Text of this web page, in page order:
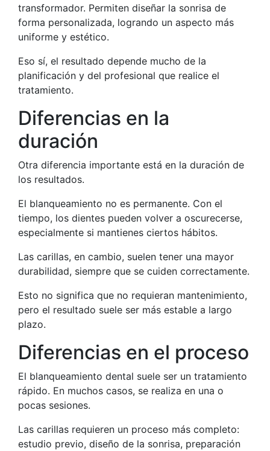
transformador. Permiten diseñar la sonrisa de
forma personalizada, logrando un aspecto más
uniforme y estético.
Eso sí, el resultado depende mucho de la
planificación y del profesional que realice el
tratamiento.
Diferencias en la
duración
Otra diferencia importante está en la duración de
los resultados.
El blanqueamiento no es permanente. Con el
tiempo, los dientes pueden volver a oscurecerse,
especialmente si mantienes ciertos hábitos.
Las carillas, en cambio, suelen tener una mayor
durabilidad, siempre que se cuiden correctamente.
Esto no significa que no requieran mantenimiento,
pero el resultado suele ser más estable a largo
plazo.
Diferencias en el proceso
El blanqueamiento dental suele ser un tratamiento
rápido. En muchos casos, se realiza en una o
pocas sesiones.
Las carillas requieren un proceso más completo:
estudio previo, diseño de la sonrisa, preparación